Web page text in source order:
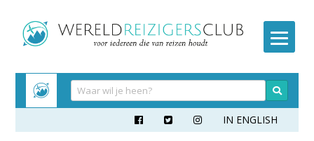
naar
inhoud
   IN ENGLISH